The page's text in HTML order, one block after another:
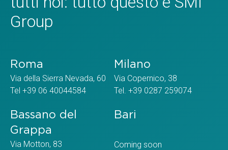
Group
Roma
Via della Sierra Nevada, 60
Tel +39 06 40044584
Milano
Via Copernico, 38
Tel. +39 0287 259074
Bassano del
Grappa
Via Motton, 83
Bari
Coming soon